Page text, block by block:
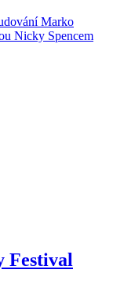
Marko
Nicky Spencem
Festival